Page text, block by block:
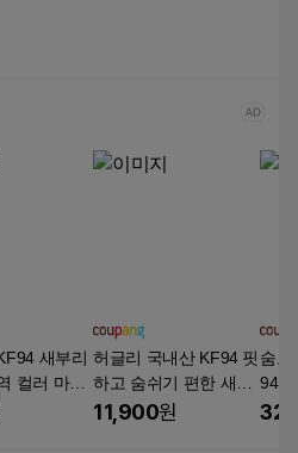
새부리
컬러 마스
회색, 1개,
허글리 국내산 KF94 핏
하고 숨쉬기 편한 새부
리형 마스크, 화이트 대
11,900원
숨코
94
형,